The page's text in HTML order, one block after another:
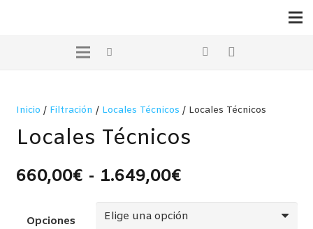
Inicio / Filtración / Locales Técnicos / Locales Técnicos
Locales Técnicos
660,00€ - 1.649,00€Rango
precios:
Opciones